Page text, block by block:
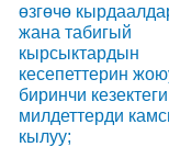
өзгөчө
жана табигый
кырсыктардын
кесепеттерин
биринчи кезектеги
милдеттерди
кылуу;